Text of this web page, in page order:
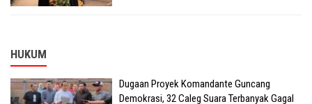
HUKUM
Dugaan Proyek Komandante Guncang
Demokrasi, 32 Caleg Suara Terbanyak Gagal